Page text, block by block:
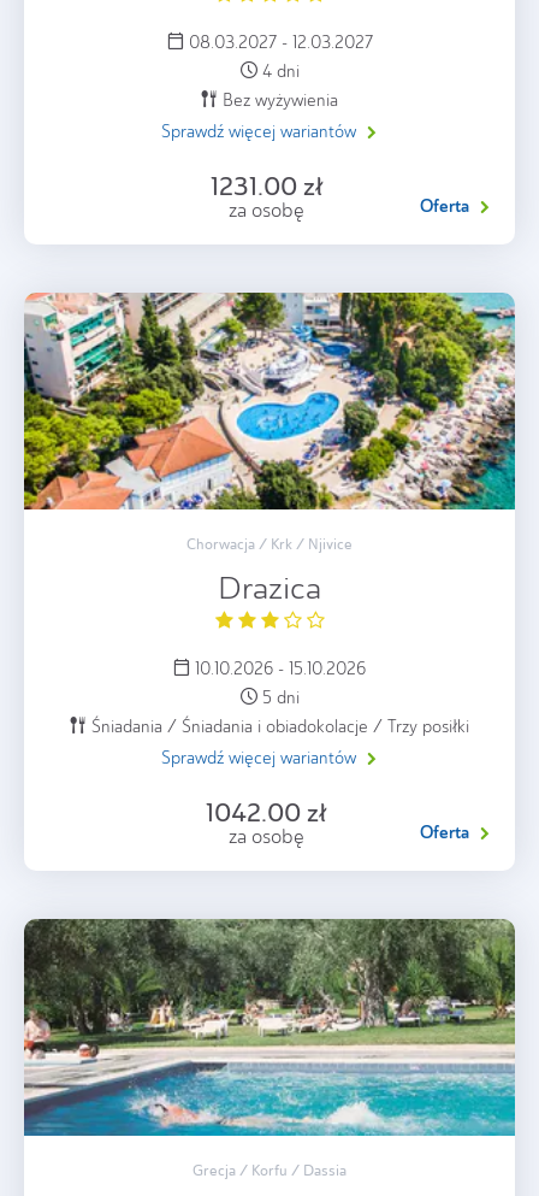
08.03.2027 - 12.03.2027
4 dni
Bez wyżywienia
Sprawdź więcej wariantów
1231.00 zł
za osobę Oferta
Chorwacja / Krk / Njivice
Drazica
10.10.2026 - 15.10.2026
5 dni
Śniadania / Śniadania i obiadokolacje / Trzy posiłki
Sprawdź więcej wariantów
1042.00 zł
za osobę Oferta
Grecja / Korfu / Dassia